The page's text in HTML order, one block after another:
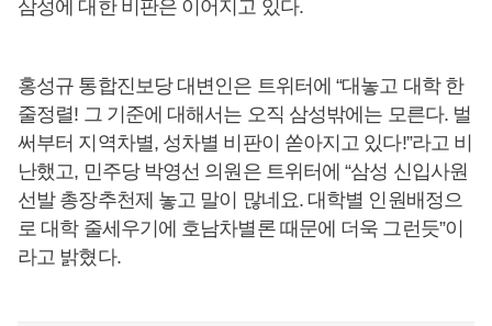
삼성에 대한 비판은 이어지고 있다.
홍성규 통합진보당 대변인은 트위터에 “대놓고 대학 한
줄정렬! 그 기준에 대해서는 오직 삼성밖에는 모른다. 벌
써부터 지역차별, 성차별 비판이 쏟아지고 있다!”라고 비
난했고, 민주당 박영선 의원은 트위터에 “삼성 신입사원
선발 총장추천제 놓고 말이 많네요. 대학별 인원배정으
로 대학 줄세우기에 호남차별론 때문에 더욱 그런듯”이
라고 밝혔다.